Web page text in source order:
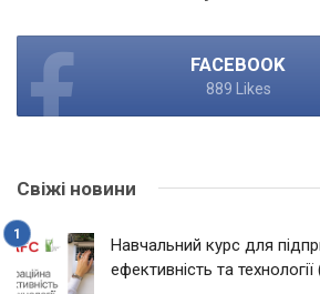
FACEBOOK
889 Likes
Свіжі новини
Навчальний курс для
ефективність та